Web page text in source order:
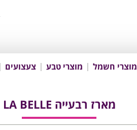
מוצרי חשמל מוצרי טבע צעצועים
מארז רבעייה LA BELLE